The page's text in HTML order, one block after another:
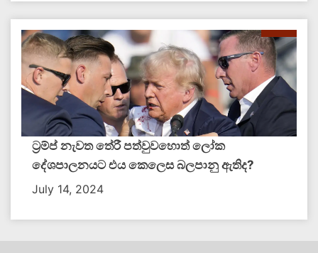
ට්‍රම්ප් නැවත තේරී පත්වුවහොත් ලෝක
දේශපාලනයට එය කෙලෙස බලපානු ඇතිද​?
July 14, 2024